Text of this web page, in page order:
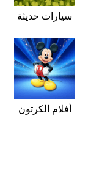
سيارات حديثة
أفلام الكرتون